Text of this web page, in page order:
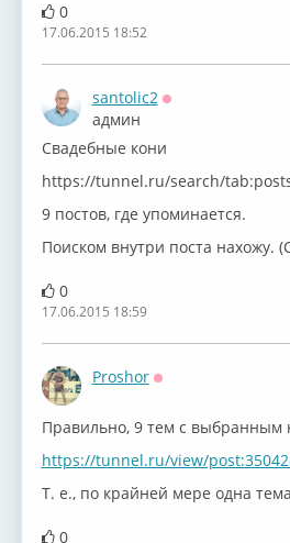
0
17.06.2015 18:52
santolic2
админ
Свадебные кони
https://tunnel.ru/search/
9 постов, где упоминается.
Поиском внутри поста нахожу.
0
17.06.2015 18:59
Proshor
Правильно, 9 тем с выбранным
https://tunnel.ru/view/
Т. е., по крайней мере одна
0